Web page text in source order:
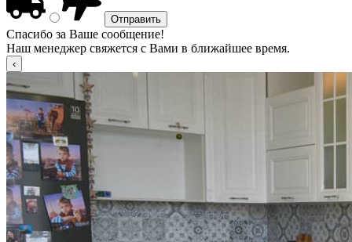
Спасибо за Ваше сообщение!
Наш менеджер свяжется с Вами в ближайшее время.